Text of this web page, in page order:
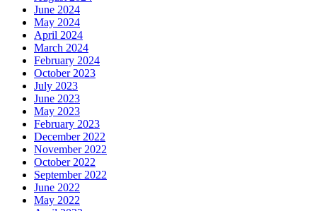
June 2024
May 2024
April 2024
March 2024
February 2024
October 2023
July 2023
June 2023
May 2023
February 2023
December 2022
November 2022
October 2022
September 2022
June 2022
May 2022